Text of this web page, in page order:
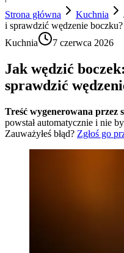
Strona główna
Kuchnia
i sprawdzić wędzenie boczku?
Kuchnia
7 czerwca 2026
Jak wędzić
sprawdzić
Treść wygenerowana przez
powstał automatycznie i nie
Zauważyłeś błąd? Zgłoś go